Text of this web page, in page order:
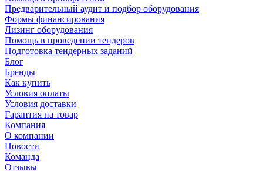
Предварительный аудит и подбор оборудования
Формы финансирования
Лизинг оборудования
Помощь в проведении тендеров
Подготовка тендерных заданий
Блог
Бренды
Как купить
Условия оплаты
Условия доставки
Гарантия на товар
Компания
О компании
Новости
Команда
Отзывы